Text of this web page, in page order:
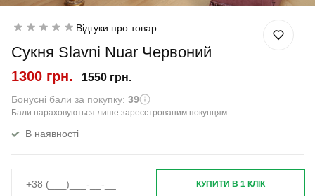
Відгуки про товар
Сукня Slavni Nuar Червоний
1300 грн. 1550 грн.
Бонусні бали за покупку: 39
Бали нараховуються лише зареєстрованим покупцям.
В наявності
КУПИТИ В 1 КЛІК